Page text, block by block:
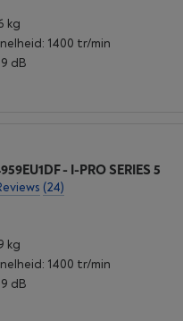
kg
1400 tr/min
dB
- I-PRO SERIES 5
(24)
kg
1400 tr/min
dB